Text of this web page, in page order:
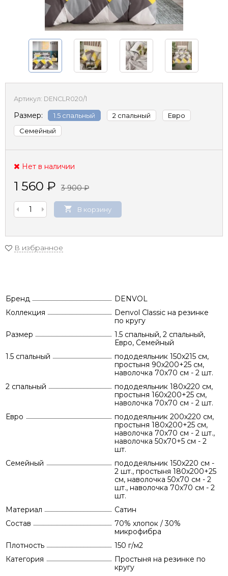
Артикул: DENCLR020/1
Размер: 1.5 спальный 2 спальный
Евро
Семейный
Нет в наличии
1 560 ₽ 3 900₽
В корзину
В избранное
Бренд
DENVOL
Коллекция
Denvol Classic на резинке
по кругу
Размер
1.5 спальный, 2 спальный,
Евро, Семейный
1.5 спальный
пододеяльник 150х215 см,
простыня 90х200+25 см,
наволочка 70х70 см - 2 шт.
2 спальный
пододеяльник 180х220 см,
простыня 160х200+25 см,
наволочка 70х70 см - 2 шт.
Евро
пододеяльник 200х220 см,
простыня 180х200+25 см,
наволочка 70х70 см - 2 шт.,
наволочка 50х70+5 см - 2
шт.
Семейный
пододеяльник 150х220 см -
2 шт., простыня 180х200+25
см, наволочка 50х70 см - 2
шт., наволочка 70х70 см - 2
шт.
Материал
Сатин
Состав
70% хлопок / 30%
микрофибра
Плотность
150 г/м2
Категория
Простыня на резинке по
кругу